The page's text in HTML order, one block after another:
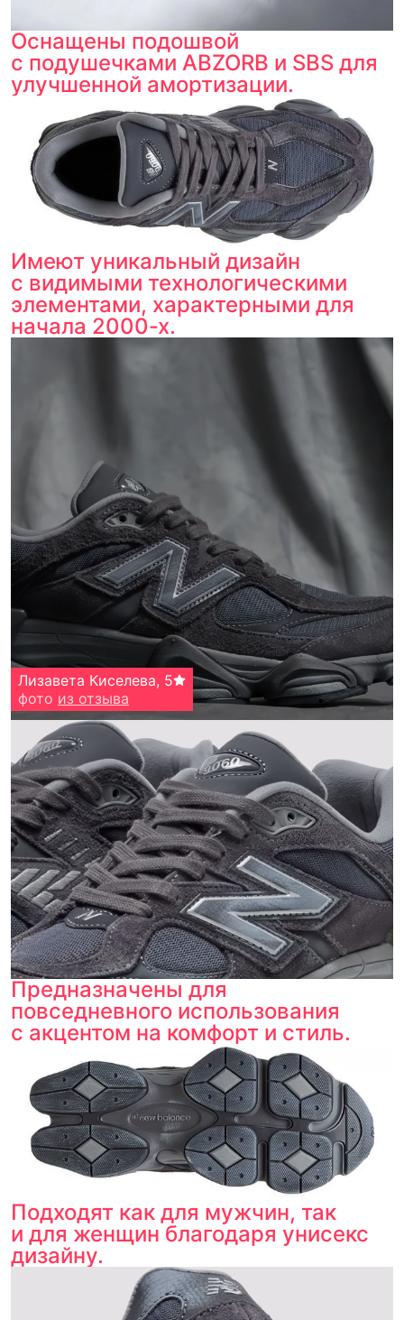
Оснащены подошвой
с подушечками ABZORB и SBS для
улучшенной амортизации.
Имеют уникальный дизайн
с видимыми технологическими
элементами, характерными для
начала 2000-х.
Лизавета Киселева, 5
фото из отзыва
Предназначены для
повседневного использования
с акцентом на комфорт и стиль.
Подходят как для мужчин, так
и для женщин благодаря унисекс
дизайну.